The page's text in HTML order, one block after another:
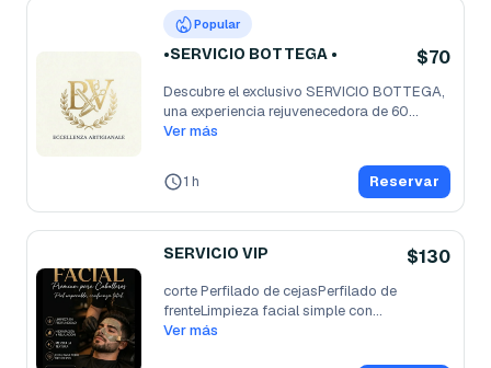
Popular
•SERVICIO BOTTEGA • $70
Descubre el exclusivo SERVICIO BOTTEGA,
una experiencia rejuvenecedora de 60...
Ver más
1 h Reservar
SERVICIO VIP $130
corte Perfilado de cejasPerfilado de
frenteLimpieza facial simple con...
Ver más